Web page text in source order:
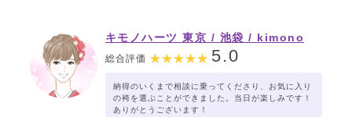
キモノハーツ 東京 / 池袋 / kimono
hearts Tokyo-ikebukuro-
総合評価 5.0
納得のいくまで相談に乗ってくださり、お気に入り
の袴を選ぶことができました。当日が楽しみです！
ありがとうございます！